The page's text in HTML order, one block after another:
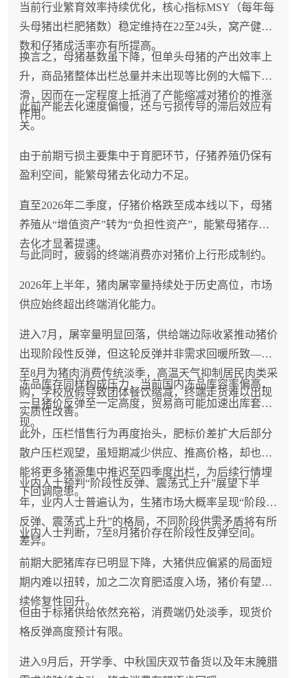
当前行业繁育效率持续优化，核心指标MSY（每年每
头母猪出栏肥猪数）稳定维持在22至24头，窝产健仔
数和仔猪成活率亦有所提高。
换言之，母猪基数虽下降，但单头母猪的产出效率上
升，商品猪整体出栏总量并未出现等比例的大幅下
滑，因而在一定程度上抵消了产能缩减对猪价的推涨
作用。
此前产能去化速度偏慢，还与亏损传导的滞后效应有
关。
由于前期亏损主要集中于育肥环节，仔猪养殖仍保有
盈利空间，能繁母猪去化动力不足。
直至2026年二季度，仔猪价格跌至成本线以下，母猪
养殖从“增值资产”转为“负担性资产”，能繁母猪存栏
去化才显著提速。
与此同时，疲弱的终端消费亦对猪价上行形成制约。
2026年上半年，猪肉屠宰量持续处于历史高位，市场
供应始终超出终端消化能力。
进入7月，屠宰量明显回落，供给端边际收紧推动猪价
出现阶段性反弹，但这轮反弹并非需求回暖所致——7
至8月为猪肉消费传统淡季，高温天气抑制居民肉类采
购，学校放假导致团体餐饮缩减，终端走货难以出现
实质性改善。
冻品库存同样构成压力，当前国内冻品库容率偏高，
一旦猪价反弹至一定高度，贸易商可能加速出库套
现。
此外，压栏惜售行为再度抬头，肥标价差扩大后部分
散户压栏观望，虽短期减少供应、推高价格，却也可
能将更多猪源集中推迟至四季度出栏，为后续行情埋
下回调隐患。
业内人士预判“阶段性反弹、震荡式上升”展望下半
年，业内人士普遍认为，生猪市场大概率呈现“阶段性
反弹、震荡式上升”的格局，不同阶段供需矛盾将有所
差异。
业内人士判断，7至8月猪价存在阶段性反弹空间。
前期大肥猪库存已明显下降，大猪供应偏紧的局面短
期内难以扭转，加之二次育肥适度入场，猪价有望延
续修复性回升。
但由于标猪供给依然充裕，消费端仍处淡季，现货价
格反弹高度预计有限。
进入9月后，开学季、中秋国庆双节备货以及年末腌腊